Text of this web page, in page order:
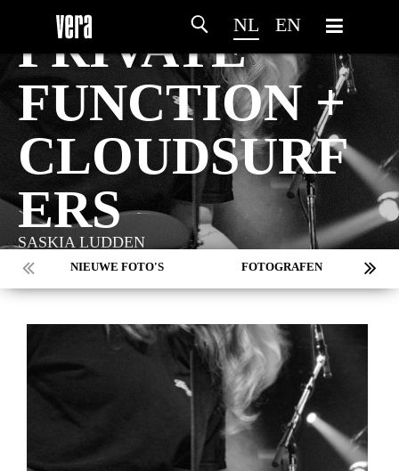
NL EN
SATURDAY 1 JUNE - 2024
PRIVATE
FUNCTION +
CLOUDSURF
ERS
SASKIA LUDDEN
NIEUWE FOTO'S FOTOGRAFEN
MARC DE KROSSE
PEER
MISCHA VEENEMA
JEROEN DEKKER
BOB DE VRIES
RICHARD POSTMA
SASKIA LUDDEN